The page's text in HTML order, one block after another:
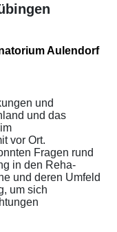
Aulendorf
und
und das
vor Ort.
Fragen rund
in den Reha-
und deren Umfeld
um sich